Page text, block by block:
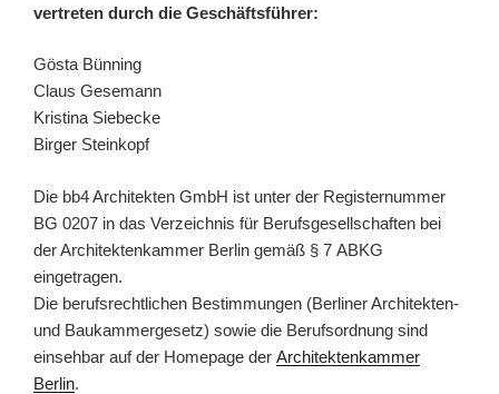
vertreten durch die Geschäftsführer:
Gösta Bünning
Claus Gesemann
Kristina Siebecke
Birger Steinkopf
Die bb4 Architekten GmbH ist unter der Registernummer
BG 0207 in das Verzeichnis für Berufsgesellschaften bei
der Architektenkammer Berlin gemäß § 7 ABKG
eingetragen.
Die berufsrechtlichen Bestimmungen (Berliner Architekten-
und Baukammergesetz) sowie die Berufsordnung sind
einsehbar auf der Homepage der Architektenkammer
Berlin.